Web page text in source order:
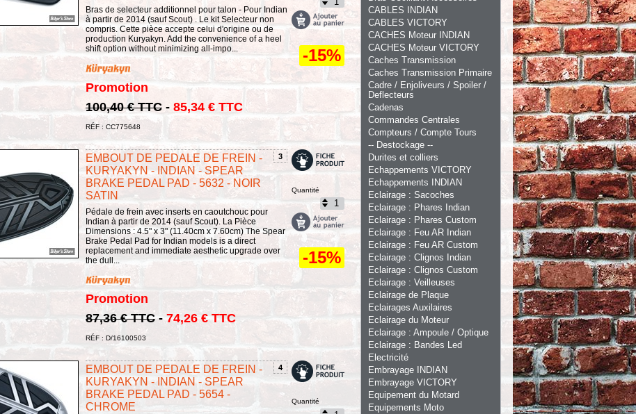
Bras de selecteur additionnel pour talon - Pour Indian
à partir de 2014 (sauf Scout) . Le kit Selecteur non
compris. Cette pièce accepte celui d'origine ou de
production Kuryakyn. Add the convenience of a heel
shift option without minimizing all-impo...
Promotion
100,40 € TTC - 85,34 € TTC
RÉF : CC775648
-15%
3
EMBOUT DE PEDALE DE FREIN -
KURYAKYN - INDIAN - SPEAR
BRAKE PEDAL PAD - 5632 - NOIR
SATIN
Pédale de frein avec inserts en caoutchouc pour
Indian à partir de 2014 (sauf Scout). La Pièce
Dimensions : 4.5" x 3" (11.40cm x 7.60cm) The Spear
Brake Pedal Pad for Indian models is a direct
replacement and immediate aesthetic upgrade over
the dull...
Promotion
87,36 € TTC - 74,26 € TTC
RÉF : D/16100503
Quantité
-15%
4
EMBOUT DE PEDALE DE FREIN -
KURYAKYN - INDIAN - SPEAR
BRAKE PEDAL PAD - 5654 -
CHROME
Quantité
CABLES INDIAN
CABLES VICTORY
CACHES Moteur INDIAN
CACHES Moteur VICTORY
Caches Transmission
Caches Transmission Primaire
Cadre / Enjoliveurs / Spoiler /
Deflecteurs
Cadenas
Commandes Centrales
Compteurs / Compte Tours
-- Destockage --
Durites et colliers
Echappements VICTORY
Echappements INDIAN
Eclairage : Sacoches
Eclairage : Phares Indian
Eclairage : Phares Custom
Eclairage : Feu AR Indian
Eclairage : Feu AR Custom
Eclairage : Clignos Indian
Eclairage : Clignos Custom
Eclairage : Veilleuses
Eclairage de Plaque
Eclairages Auxilaires
Eclairage du Moteur
Eclairage : Ampoule / Optique
Eclairage : Bandes Led
Electricité
Embrayage INDIAN
Embrayage VICTORY
Equipement du Motard
Equipements Moto